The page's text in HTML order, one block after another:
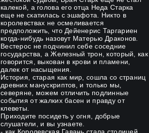
калекой, а голова его отца Неда Старка
еще не скатилась с эшафота. Никто в
королевствах не осмеливается
предположить, что Дейенерис Таргариен
когда-нибудь назовут Матерью Драконов.
Вестерос не подчинил себе соседние
государства, а Железный трон, который, как
говорится, выкован в крови и пламени,
далек от насыщения.
История, старая как мир, сошла со страниц
древних манускриптов, и только мы,
северяне, можем отличить подлинные
события от жалких басен и правду от
клеветы.
Приходите посидеть у огня, добрые
слушатели, и вы узнаете.